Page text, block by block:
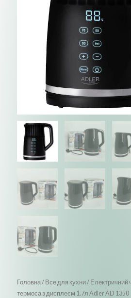
Головна/ Все для кухни/ Електричний
термоса з дисплеєм 1.7л Adler AD 1350